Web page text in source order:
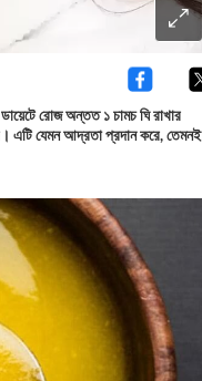
রোজ অন্তত ১ চামচ ঘি রাখার
এটি যেমন আদ্রতা প্রদান করে, তেমনই